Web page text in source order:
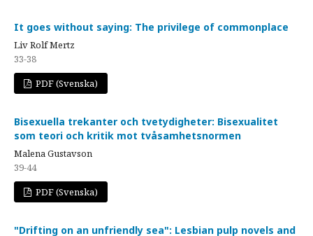
It goes without saying: The privilege of commonplace
Liv Rolf Mertz
33-38
PDF (Svenska)
Bisexuella trekanter och tvetydigheter: Bisexualitet
som teori och kritik mot tvåsamhetsnormen
Malena Gustavson
39-44
PDF (Svenska)
"Drifting on an unfriendly sea": Lesbian pulp novels and